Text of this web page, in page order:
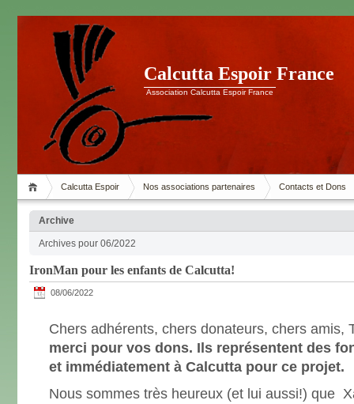
Calcutta Espoir France
Association Calcutta Espoir France
Calcutta Espoir Nos associations partenaires Contacts et Dons
Archive
Archives pour 06/2022
IronMan pour les enfants de Calcutta!
08/06/2022
Chers adhérents, chers donateurs, chers amis,
merci pour vos dons. Ils représentent des
et immédiatement à Calcutta pour ce projet.
Nous sommes très heureux (et lui aussi!) que